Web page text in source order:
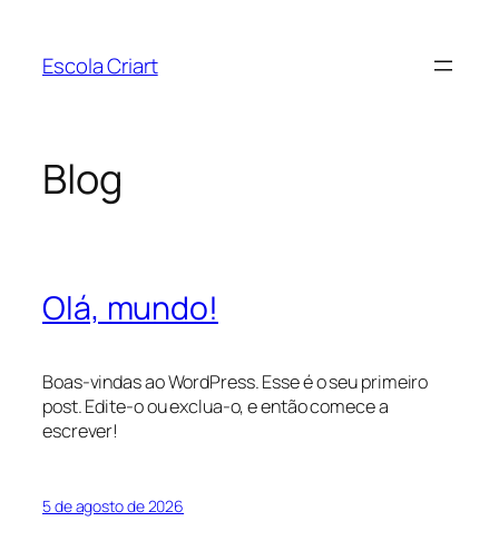
Escola Criart
Blog
Olá, mundo!
Boas-vindas ao WordPress. Esse é o seu primeiro
post. Edite-o ou exclua-o, e então comece a
escrever!
5 de agosto de 2026